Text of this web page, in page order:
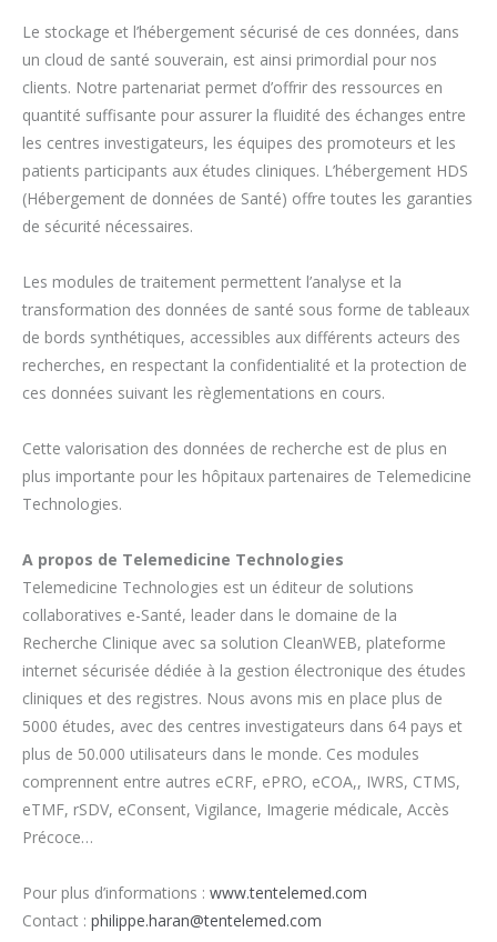
Le stockage et l’hébergement sécurisé de ces données, dans
un cloud de santé souverain, est ainsi primordial pour nos
clients. Notre partenariat permet d’offrir des ressources en
quantité suffisante pour assurer la fluidité des échanges entre
les centres investigateurs, les équipes des promoteurs et les
patients participants aux études cliniques. L’hébergement HDS
(Hébergement de données de Santé) offre toutes les garanties
de sécurité nécessaires.
Les modules de traitement permettent l’analyse et la
transformation des données de santé sous forme de tableaux
de bords synthétiques, accessibles aux différents acteurs des
recherches, en respectant la confidentialité et la protection de
ces données suivant les règlementations en cours.
Cette valorisation des données de recherche est de plus en
plus importante pour les hôpitaux partenaires de Telemedicine
Technologies.
A propos de Telemedicine Technologies
Telemedicine Technologies est un éditeur de solutions
collaboratives e-Santé, leader dans le domaine de la
Recherche Clinique avec sa solution CleanWEB, plateforme
internet sécurisée dédiée à la gestion électronique des études
cliniques et des registres. Nous avons mis en place plus de
5000 études, avec des centres investigateurs dans 64 pays et
plus de 50.000 utilisateurs dans le monde. Ces modules
comprennent entre autres eCRF, ePRO, eCOA,, IWRS, CTMS,
eTMF, rSDV, eConsent, Vigilance, Imagerie médicale, Accès
Précoce…
Pour plus d’informations : www.tentelemed.com
Contact : philippe.haran@tentelemed.com